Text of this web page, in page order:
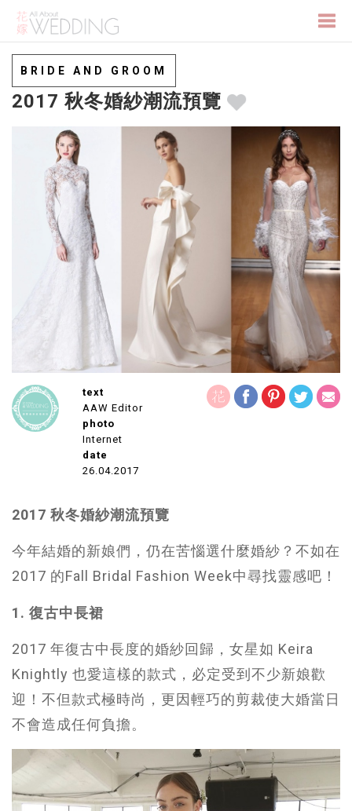
BRIDE AND GROOM
2017 秋冬婚紗潮流預覽
text
AAW Editor
photo
Internet
date
26.04.2017
2017 秋冬婚紗潮流預覽
今年結婚的新娘們，仍在苦惱選什麼婚紗？不如在
2017 的Fall Bridal Fashion Week中尋找靈感吧！
1. 復古中長裙
2017 年復古中長度的婚紗回歸，女星如 Keira
Knightly 也愛這樣的款式，必定受到不少新娘歡
迎！不但款式極時尚，更因輕巧的剪裁使大婚當日
不會造成任何負擔。